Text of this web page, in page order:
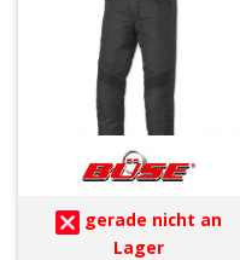
gerade nicht an
Lager